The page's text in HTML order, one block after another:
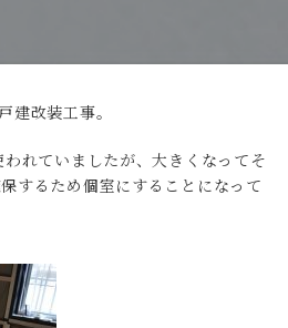
建改装工事。
れていましたが、大きくなってそ
するため個室にすることになって